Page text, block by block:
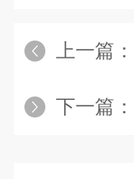
上一篇：
下一篇：